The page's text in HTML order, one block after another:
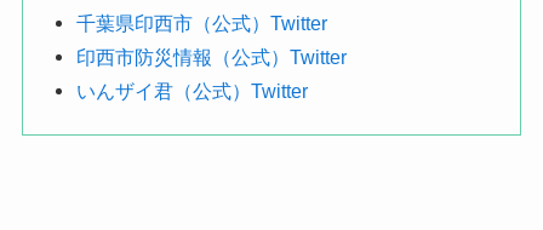
千葉県印西市（公式）Twitter
印西市防災情報（公式）Twitter
いんザイ君（公式）Twitter